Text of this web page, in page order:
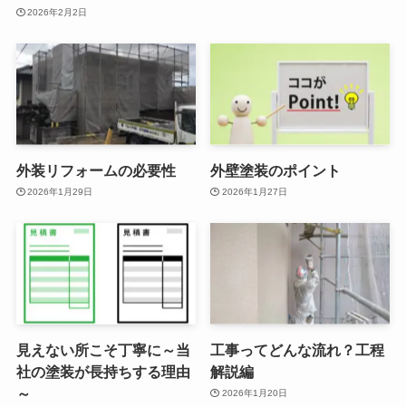
2026年2月2日
外装リフォームの必要性
2026年1月29日
外壁塗装のポイント
2026年1月27日
見えない所こそ丁寧に～当
社の塗装が長持ちする理由
～
工事ってどんな流れ？工程
解説編
2026年1月20日